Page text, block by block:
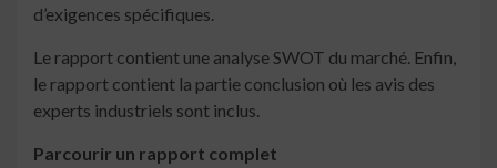
d’exigences spécifiques.
Le rapport contient une analyse SWOT du marché. Enfin,
le rapport contient la partie conclusion où les avis des
experts industriels sont inclus.
Parcourir un rapport complet